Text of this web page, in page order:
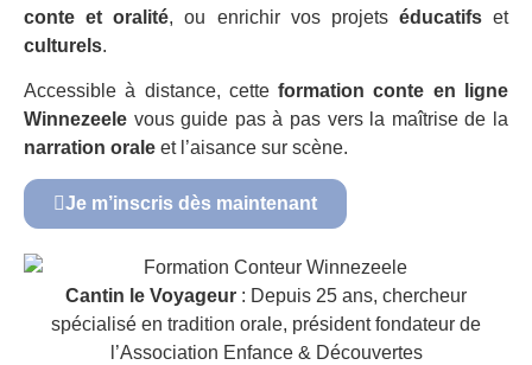
conte et oralité, ou enrichir vos projets éducatifset
culturels.
Accessible à distance, cetteformation conte en ligne
Winnezeele vous guide pas à pas vers la maîtrise de la
narration orale et l’aisance sur scène.
Je m’inscris dès maintenant
Cantin le Voyageur : Depuis 25 ans, chercheur
spécialisé en tradition orale, président fondateur de
l’Association Enfance & Découvertes